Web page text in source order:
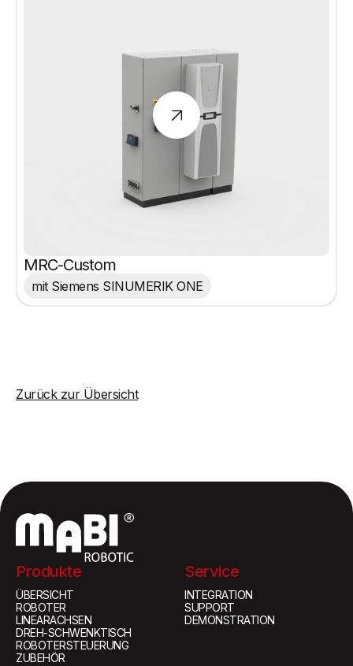
MRC-Custom
mit Siemens SINUMERIK ONE
Zurück zur Übersicht
Produkte
ÜBERSICHT
ROBOTER
LINEARACHSEN
DREH-SCHWENKTISCH
ROBOTERSTEUERUNG
ZUBEHÖR
Service
INTEGRATION
SUPPORT
DEMONSTRATION